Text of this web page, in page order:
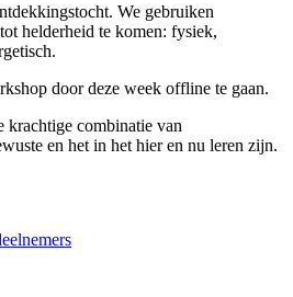
We gebruiken
helderheid te komen: fysiek,
door deze week offline te gaan.
krachtige combinatie van
en het in het hier en nu leren zijn.